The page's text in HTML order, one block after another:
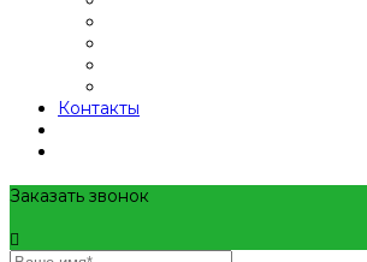
Контакты
Заказать звонок